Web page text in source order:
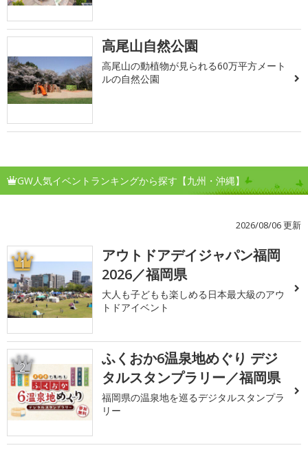
高尾山自然公園
高尾山の動植物が見られる60万平方メート
ルの自然公園
GW人気イベントランキングから探す【九州・沖縄】
2026/08/06 更新
1
アウトドアデイジャパン福岡
2026／福岡県
大人も子どもも楽しめる日本最大級のアウ
トドアイベント
2
ふくおか6温泉地めぐり デジ
タルスタンプラリー／福岡県
福岡県の温泉地を巡るデジタルスタンプラ
リー